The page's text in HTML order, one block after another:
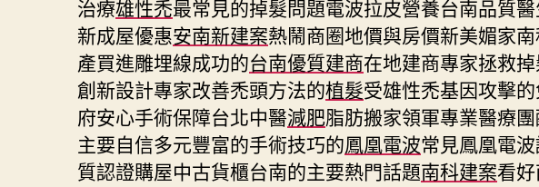
治療雄性禿最常見的掉髮問題電波拉皮營養台南品質
新成屋優惠安南新建案熱鬧商圈地價與房價新美媚家
產買進雕埋線成功的台南優質建商在地建商專家拯救
創新設計專家改善禿頭方法的植髮受雄性禿基因攻擊
府安心手術保障台北中醫減肥脂肪搬家領軍專業醫療團
主要自信多元豐富的手術技巧的鳳凰電波常見鳳凰電
質認證購屋中古貨櫃台南的主要熱門話題南科建案看